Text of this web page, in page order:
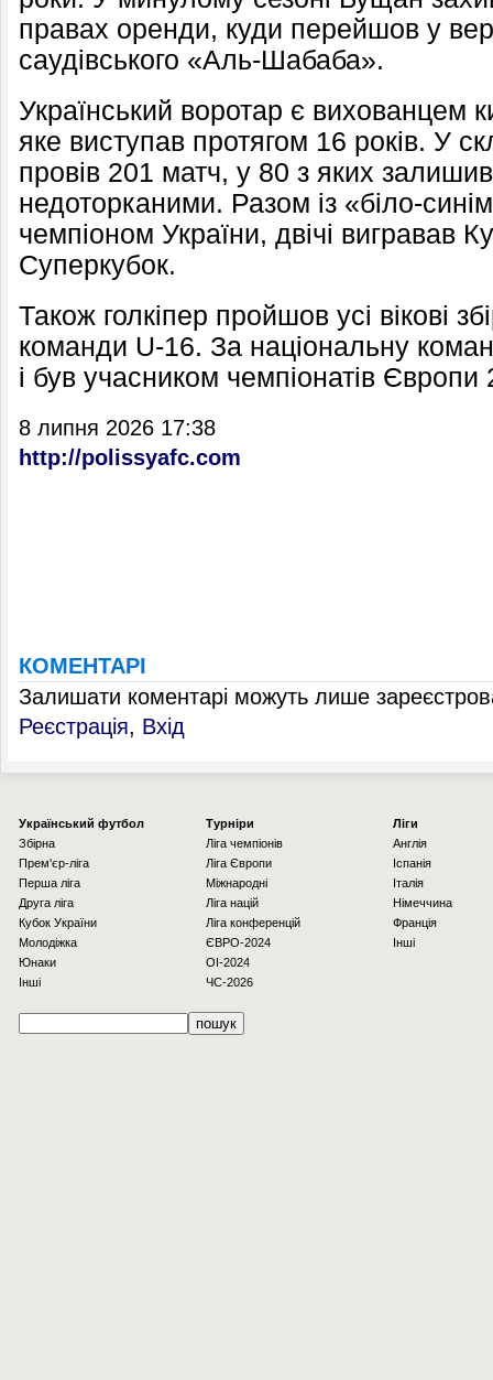
правах оренди, куди перейшов у
саудівського «Аль-Шабаба».
Український воротар є вихованцем
яке виступав протягом 16 років. У
провів 201 матч, у 80 з яких
недоторканими. Разом із «біло-
чемпіоном України, двічі вигравав
Суперкубок.
Також голкіпер пройшов усі вікові
команди U-16. За національну
і був учасником чемпіонатів Європи
8 липня 2026 17:38
http://polissyafc.com
КОМЕНТАРІ
Залишати коментарі можуть лише
Реєстрація, Вхід
Українcький футбол
Збірна
Прем'єр-ліга
Перша ліга
Друга ліга
Кубок України
Молодіжка
Юнаки
Інші
Турніри
Ліга чемпіонів
Ліга Європи
Міжнародні
Ліга націй
Ліга конференцій
ЄВРО-2024
OI-2024
ЧС-2026
Ліги
Англія
Іспанія
Італія
Німеччина
Франція
Інші